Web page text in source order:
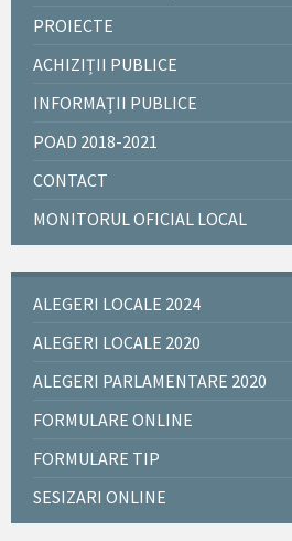
PROIECTE
ACHIZIȚII PUBLICE
INFORMAȚII PUBLICE
POAD 2018-2021
CONTACT
MONITORUL OFICIAL LOCAL
ALEGERI LOCALE 2024
ALEGERI LOCALE 2020
ALEGERI PARLAMENTARE 2020
FORMULARE ONLINE
FORMULARE TIP
SESIZARI ONLINE